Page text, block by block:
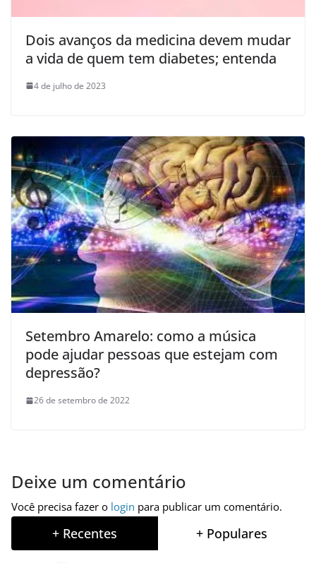
Dois avanços da medicina devem mudar
a vida de quem tem diabetes; entenda
4 de julho de 2023
Setembro Amarelo: como a música
pode ajudar pessoas que estejam com
depressão?
26 de setembro de 2022
Deixe um comentário
Você precisa fazer o login para publicar um comentário.
+ Recentes + Populares